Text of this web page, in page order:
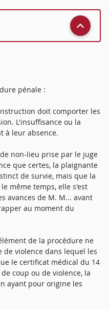
pénale :
doit comporter les
L'insuffisance ou la
à leur absence.
non-lieu prise par le juge
que certes, la plaignante
de survie, mais que la
même temps, elle s'est
avances de M. M... avant
au moment du
de la procédure ne
violence dans lequel les
le certificat médical du 14
coup ou de violence, la
ayant pour origine les